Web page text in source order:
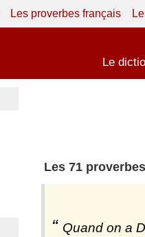
Les proverbes français
Le
Les 71
Quand on a